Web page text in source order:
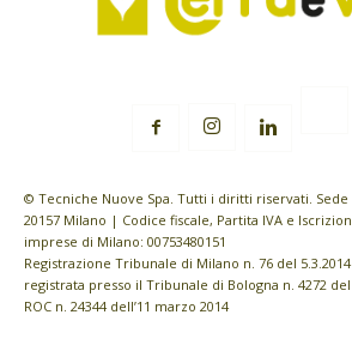
© Tecniche Nuove Spa. Tutti i diritti riservati. Sede
20157 Milano | Codice fiscale, Partita IVA e
imprese di Milano: 00753480151
Registrazione Tribunale di Milano n. 76 del
registrata presso il Tribunale di Bologna n. 4272 del
ROC n. 24344 dell’11 marzo 2014